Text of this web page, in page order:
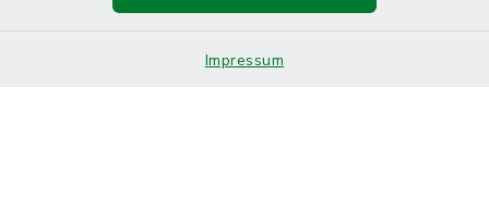
Impressum
Sitemap